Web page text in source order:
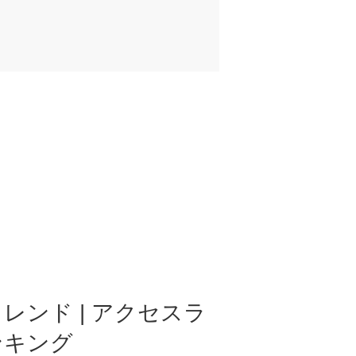
ンド | アクセスラ
ング